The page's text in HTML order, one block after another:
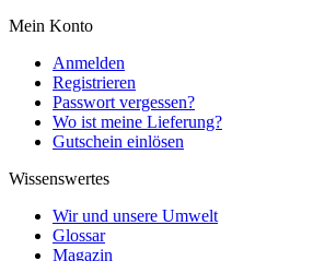
Mein Konto
Anmelden
Registrieren
Passwort vergessen?
Wo ist meine Lieferung?
Gutschein einlösen
Wissenswertes
Wir und unsere Umwelt
Glossar
Magazin